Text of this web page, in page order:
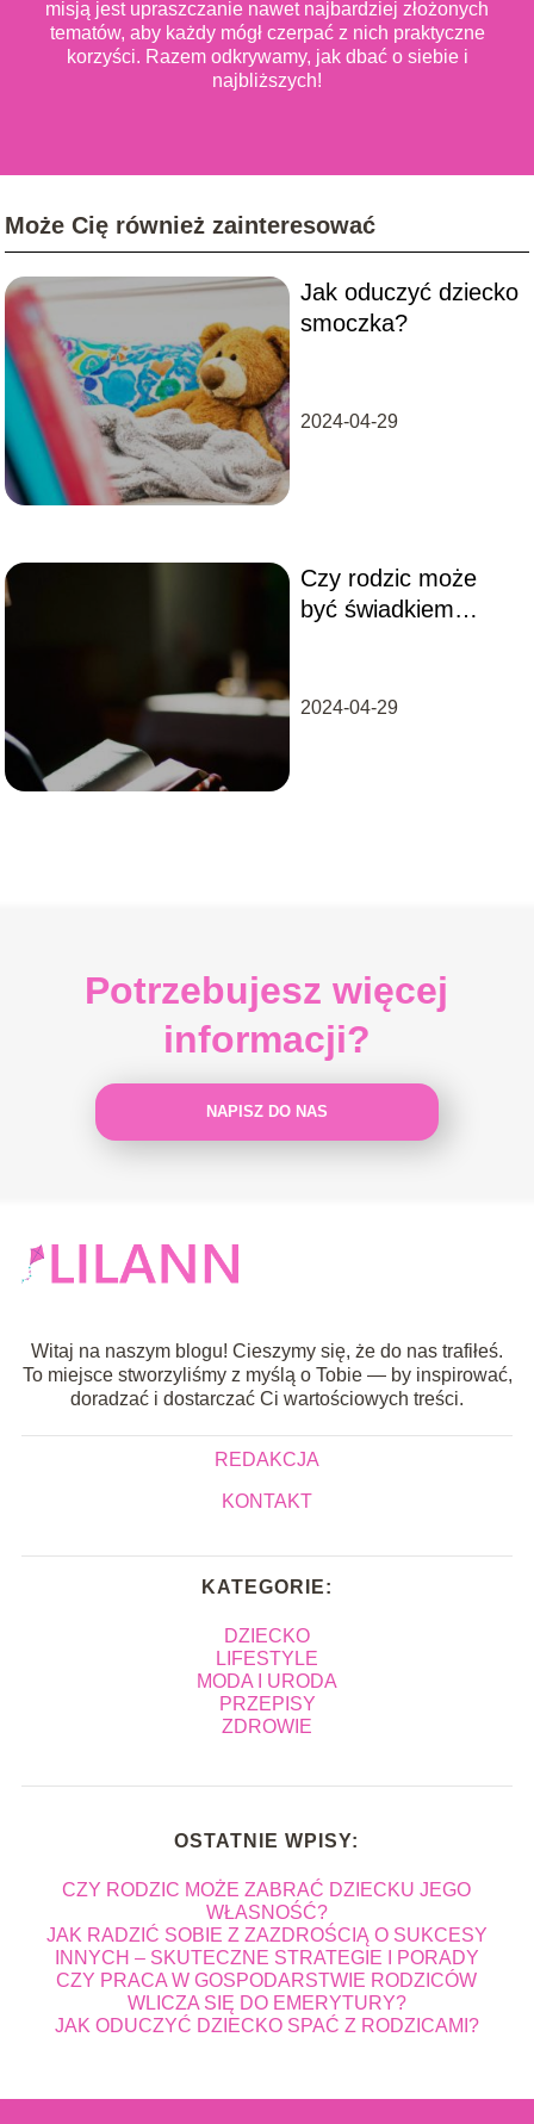
misją jest upraszczanie nawet najbardziej złożonych
tematów, aby każdy mógł czerpać z nich praktyczne
korzyści. Razem odkrywamy, jak dbać o siebie i
najbliższych!
Może Cię również zainteresować
Jak oduczyć dziecko
smoczka?
2024-04-29
Czy rodzic może
być świadkiem
2024-04-29
Potrzebujesz więcej
informacji?
NAPISZ DO NAS
Witaj na naszym blogu! Cieszymy się, że do nas trafiłeś.
To miejsce stworzyliśmy z myślą o Tobie — by inspirować,
doradzać i dostarczać Ci wartościowych treści.
REDAKCJA
KONTAKT
KATEGORIE:
DZIECKO
LIFESTYLE
MODA I URODA
PRZEPISY
ZDROWIE
OSTATNIE WPISY:
CZY RODZIC MOŻE ZABRAĆ DZIECKU JEGO
WŁASNOŚĆ?
JAK RADZIĆ SOBIE Z ZAZDROŚCIĄ O SUKCESY
INNYCH – SKUTECZNE STRATEGIE I PORADY
CZY PRACA W GOSPODARSTWIE RODZICÓW
WLICZA SIĘ DO EMERYTURY?
JAK ODUCZYĆ DZIECKO SPAĆ Z RODZICAMI?